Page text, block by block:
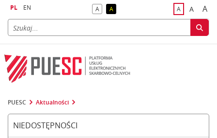
PL EN Akontrast domyślny
Akontrast żółty tekst na czarnym tle
Adomyślna
A A
PUESC Aktualności
NIEDOSTĘPNOŚCI